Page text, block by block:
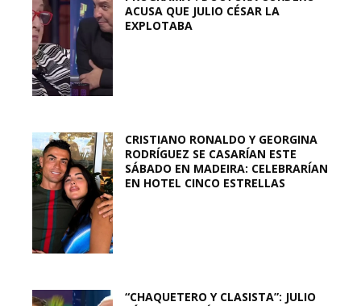
ACUSA QUE JULIO CÉSAR LA
EXPLOTABA
CRISTIANO RONALDO Y GEORGINA
RODRÍGUEZ SE CASARÍAN ESTE
SÁBADO EN MADEIRA: CELEBRARÍAN
EN HOTEL CINCO ESTRELLAS
“CHAQUETERO Y CLASISTA”: JULIO